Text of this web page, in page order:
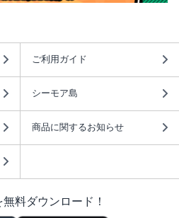
ご利用ガイド
シーモア島
商品に関するお知らせ
料ダウンロード！